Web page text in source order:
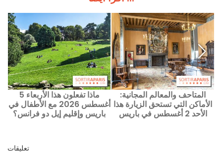
ماذا تفعلون هذا الأربعاء 5
أغسطس 2026 مع الأطفال في
باريس وإقليم إيل دو فرانس؟
المتاحف والمعالم المجانية:
الأماكن التي تستحق الزيارة هذا
الأحد 2 أغسطس في باريس
تعليقات